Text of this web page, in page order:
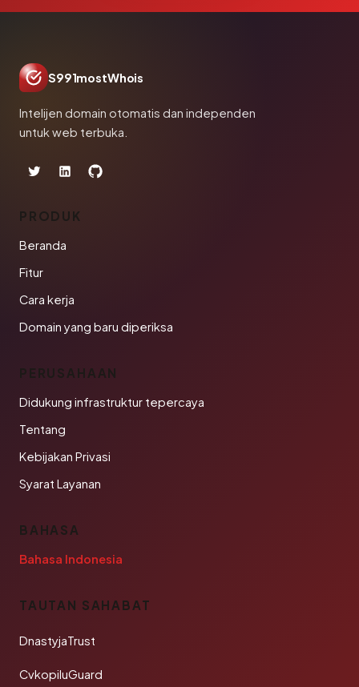
S991mostWhois
Intelijen domain otomatis dan independen
untuk web terbuka.
PRODUK
Beranda
Fitur
Cara kerja
Domain yang baru diperiksa
PERUSAHAAN
Didukung infrastruktur tepercaya
Tentang
Kebijakan Privasi
Syarat Layanan
BAHASA
Bahasa Indonesia
TAUTAN SAHABAT
DnastyjaTrust
CvkopiluGuard